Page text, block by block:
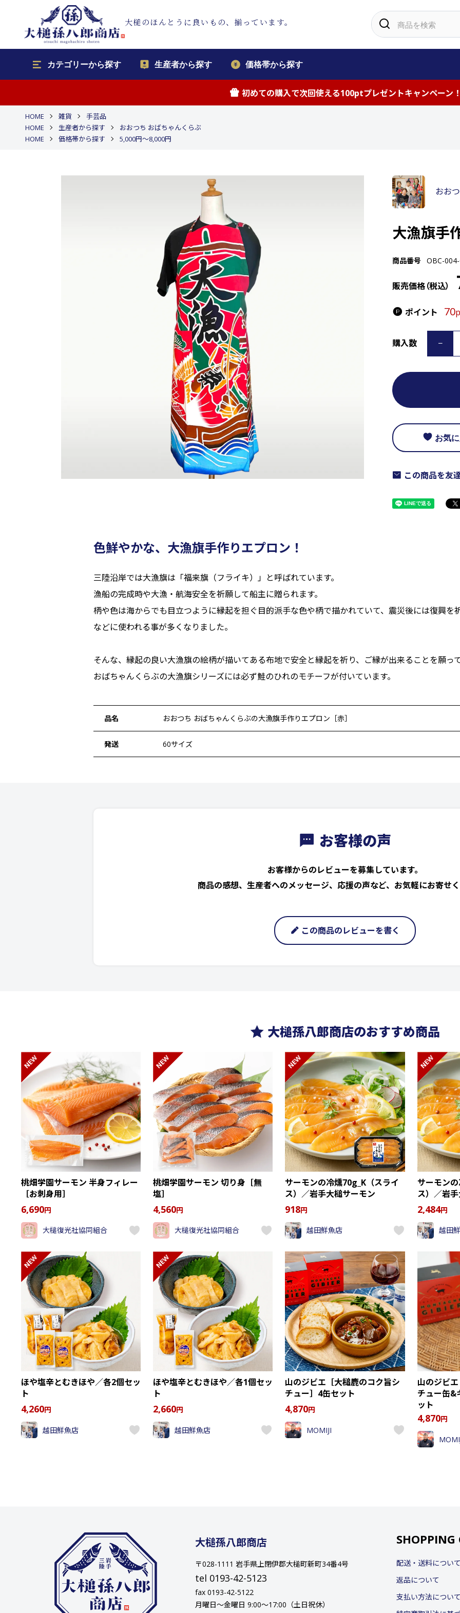
大槌のほんとうに良いもの、 揃っています。
カテゴリーから探す 生産者から探す 価格帯から探す
初めての購入で次回使える100ptプレゼントキャンペーン
HOME 雑貨
手芸品
HOME
生産者から探す
おおつち おばちゃんくらぶ
HOME
価格帯から探す 5,000円〜8,000円
おお
大漁旗手
商品番号 OBC-
販売価格（税込）
ポイント 70
購入数
お気
この商品を友
色鮮やかな、大漁旗手作りエプロン！
三陸沿岸では大漁旗は「福来旗（フライキ）」と呼ばれています。
漁船の完成時や大漁・航海安全を祈願して船主に贈られます。
柄や色は海からでも目立つように縁起を担ぐ目的派手な色や柄で描かれていて、震災後には復興を
などに使われる事が多くなりました。
そんな、縁起の良い大漁旗の絵柄が描いてある布地で安全と縁起を祈り、ご縁が出来ることを願っ
おばちゃんくらぶの大漁旗シリーズには必ず鮭のひれのモチーフが付いています。
品名 おおつち おばちゃんくらぶの大漁旗手作りエプロン［赤］
発送 60サイズ
お客様の声
お客様からのレビューを募集しています。
商品の感想、生産者へのメッセージ、応援の声など、お気軽にお寄せ
この商品のレビューを書く
大槌孫八郎商店のおすすめ商品
NEW
桃畑学園サーモン 半身フィレー
［お刺身用］
6,690円
大槌復光社協同組合
NEW
桃畑学園サーモン 切り身［無
塩］
4,560円
大槌復光社協同組合
NEW
サーモンの冷燻70g_K（スライ
ス）／岩手大槌サーモン
918円
越田鮮魚店
NEW
サーモン
ス）／岩
2,484円
越田
NEW
ほや塩辛とむきほや／各2個セッ
ト
4,260円
越田鮮魚店
NEW
ほや塩辛とむきほや／各1個セッ
ト
2,660円
越田鮮魚店
山のジビエ［大槌鹿のコク旨シ
チュー］4缶セット
4,870円
MOMIJI
山のジビ
チュー缶&
ット
4,870円
大槌孫八郎商店
〒028-1111 岩手県上閉伊郡大槌町新町34番4号
tel 0193-42-5123
fax 0193-42-5122
月曜日〜金曜日 9:00〜17:00（土日祝休）
SHOPPING
配送・送料につい
返品について
支払い方法につい